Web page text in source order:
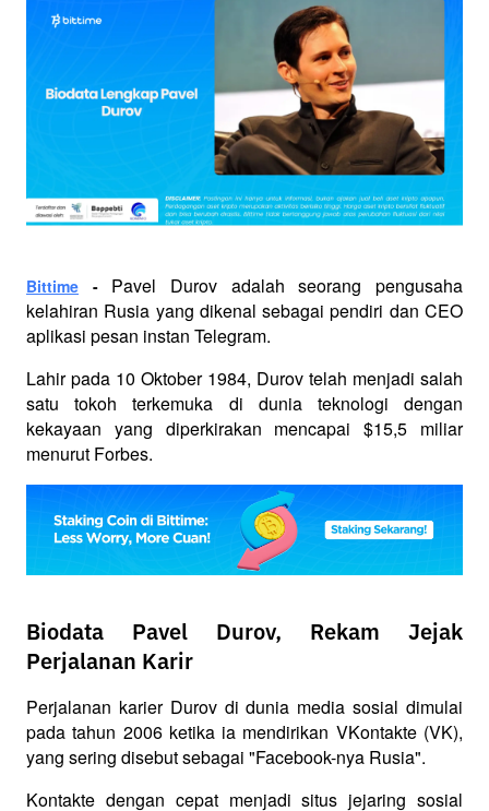
Bittime - Pavel Durov adalah seorang pengusaha
kelahiran Rusia yang dikenal sebagai pendiri dan CEO
aplikasi pesan instan Telegram.
Lahir pada 10 Oktober 1984, Durov telah menjadi salah
satu tokoh terkemuka di dunia teknologi dengan
kekayaan yang diperkirakan mencapai $15,5 miliar
menurut Forbes.
Biodata Pavel Durov, Rekam Jejak
Perjalanan Karir
Perjalanan karier Durov di dunia media sosial dimulai
pada tahun 2006 ketika ia mendirikan VKontakte (VK),
yang sering disebut sebagai "Facebook-nya Rusia".
Kontakte dengan cepat menjadi situs jejaring sosial